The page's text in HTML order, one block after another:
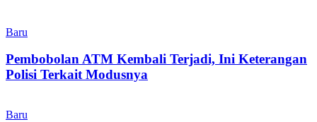
Baru
Pembobolan ATM Kembali Terjadi, Ini Keterangan
Polisi Terkait Modusnya
Baru